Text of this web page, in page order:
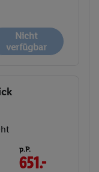
Nicht
verfügbar
p.P.
651.-